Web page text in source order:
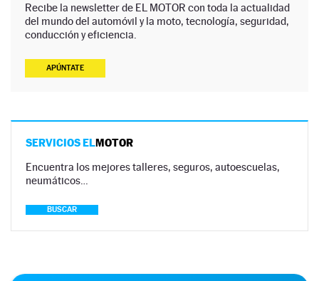
Recibe la newsletter de EL MOTOR con toda la actualidad
del mundo del automóvil y la moto, tecnología, seguridad,
conducción y eficiencia.
APÚNTATE
SERVICIOS ELMOTOR
Encuentra los mejores talleres, seguros, autoescuelas,
neumáticos…
BUSCAR